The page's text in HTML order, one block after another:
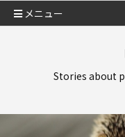
メニュー
Stories about